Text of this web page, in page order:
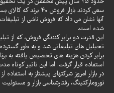
سعی کردند بازار
آنها نشان می داد که فروش ناشی از
شده است.
این قدرت دو برابر کنندگی فروش، که از
تحیلیل های تبلیغاتی شد و به طور
برابر کردن هزینه های تخصیص یافته به
استفاده قرار گرفت. اما این تاثیر کوتاه
در بازار امروز شرکتهای پیشتاز به
نورومارکتینگ، رفتارشناسی بازار و